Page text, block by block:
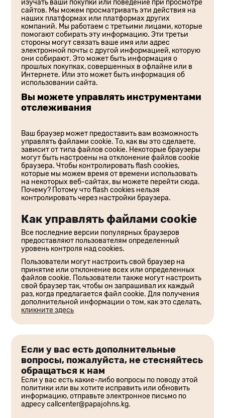
изучать ваши покупки или поведение при просмотре
сайтов. Мы можем просматривать эти действия на
наших платформах или платформах других
компаний. Мы работаем с третьими лицами, которые
помогают собирать эту информацию. Эти третьи
стороны могут связать ваше имя или адрес
электронной почты с другой информацией, которую
они собирают. Это может быть информация о
прошлых покупках, совершенных в офлайне или в
Интернете. Или это может быть информация об
использовании сайта.
Вы можете управлять инструментами
отслеживания
Ваш браузер может предоставить вам возможность
управлять файлами cookie. То, как вы это сделаете,
зависит от типа файлов cookie. Некоторые браузеры
могут быть настроены на отклонение файлов cookie
браузера. Чтобы контролировать flash cookies,
которые мы можем время от времени использовать
на некоторых веб-сайтах, вы можете перейти сюда.
Почему? Потому что flash cookies нельзя
контролировать через настройки браузера.
Как управлять файлами cookie
Все последние версии популярных браузеров
предоставляют пользователям определенный
уровень контроля над cookies.
Пользователи могут настроить свой браузер на
принятие или отклонение всех или определенных
файлов cookie. Пользователи также могут настроить
свой браузер так, чтобы он запрашивал их каждый
раз, когда предлагается файл cookie. Для получения
дополнительной информации о том, как это сделать,
кликните здесь
Если у вас есть дополнительные
вопросы, пожалуйста, не стесняйтесь
обращаться к нам
Если у вас есть какие-либо вопросы по поводу этой
политики или вы хотите исправить или обновить
информацию, отправьте электронное письмо по
адресуcallcenter@papajohns.kg.